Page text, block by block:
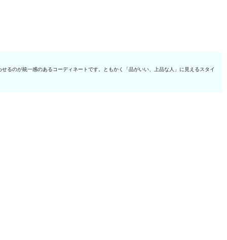
るのが統一感のあるコーディネートです。ともかく「品がいい、上品な人」に見えるスタイ